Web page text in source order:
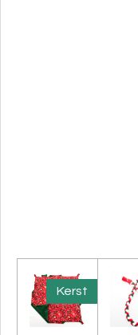
Kerst